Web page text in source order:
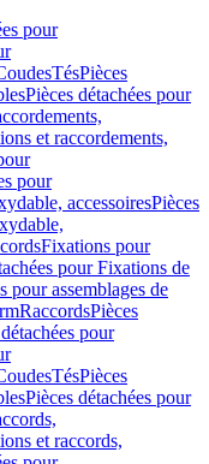
pour
TésPièces
Pièces détachées pour
et raccordements,
pour
accessoiresPièces
Fixations pour
pour Fixations de
pour assemblages de
RaccordsPièces
pour
TésPièces
Pièces détachées pour
et raccords,